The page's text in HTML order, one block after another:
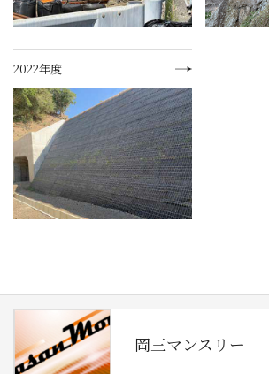
2022年度
岡三マンスリー